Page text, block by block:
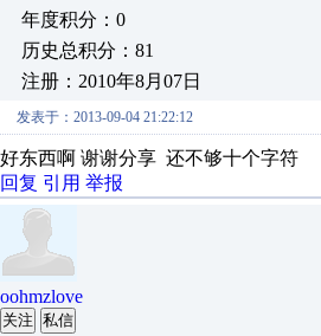
年度积分：0
历史总积分：81
注册：2010年8月07日
发表于：2013-09-04 21:22:12
好东西啊 谢谢分享 还不够十个字符
回复 引用 举报
oohmzlove
关注 私信